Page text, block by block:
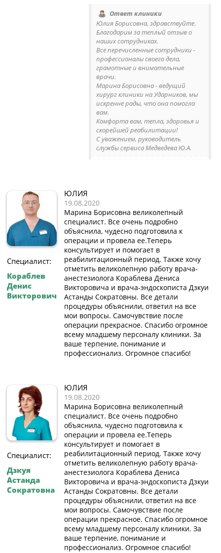
Ответ клиники
Юлия Борисовна, здравствуйте.
Благодарим за теплый отзыв о
наших сотрудниках.
Все перечисленные сотрудники -
профессионалы своего дела,
грамотные и внимательные
врачи.
Марина Борисовна - ведущий
хирург клиники на Ударников, мы
искренне рады, что она помогла
вам.
Комфорта вам, тепла, здоровья и
скорейшей реабилитации!
С уважением, руководитель
службы сервиса Медведева Ю.А.
Специалист:
Кораблев
Денис
Викторович
ЮЛИЯ
19.08.2020
Марина Борисовна великолепный
специалист. Все очень подробно
объяснила, чудесно подготовила к
операции и провела ее.Теперь
консультирует и помогает в
реабилитационный период. Также хочу
отметить великолепную работу врача-
анестезиолога Кораблева Дениса
Викторовича и врача-эндоскописта Дзкуи
Астанды Сократовны. Все детали
процедуры объяснили, ответил на все
мои вопросы. Самочувствие после
операции прекрасное. Спасибо огромное
всему младшему персоналу клиники. За
ваше терпение, понимание и
профессионализ. Огромное спасибо!
Специалист:
Дзкуя
Астанда
Сократовна
ЮЛИЯ
19.08.2020
Марина Борисовна великолепный
специалист. Все очень подробно
объяснила, чудесно подготовила к
операции и провела ее.Теперь
консультирует и помогает в
реабилитационный период. Также хочу
отметить великолепную работу врача-
анестезиолога Кораблева Дениса
Викторовича и врача-эндоскописта Дзкуи
Астанды Сократовны. Все детали
процедуры объяснили, ответил на все
мои вопросы. Самочувствие после
операции прекрасное. Спасибо огромное
всему младшему персоналу клиники. За
ваше терпение, понимание и
профессионализ. Огромное спасибо!